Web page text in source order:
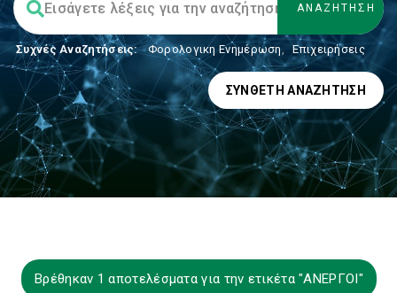
Συχνές Αναζητήσεις: Φορολογικη Ενημέρωση, Επιχειρήσεις
ΣΎΝΘΕΤΗ ΑΝΑΖΉΤΗΣΗ
Βρέθηκαν 1 αποτελέσματα για την ετικέτα "ΑΝΕΡΓΟΙ"